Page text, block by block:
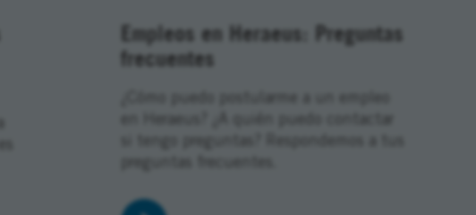
Empleos en Heraeus: Preguntas
frecuentes